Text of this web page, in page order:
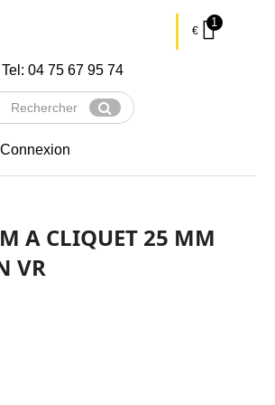
Tel: 04 75 67 95 74
Envoyer
Connexion
€
1
A CLIQUET 25 MM
VR